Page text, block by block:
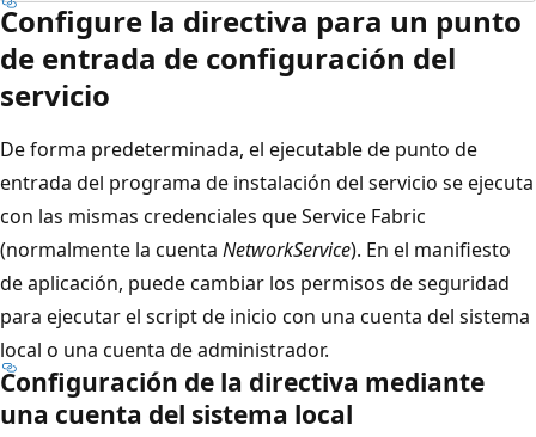
Configure la directiva para un punto
de entrada de configuración del
servicio
De forma predeterminada, el ejecutable de punto de
entrada del programa de instalación del servicio se ejecuta
con las mismas credenciales que Service Fabric
(normalmente la cuenta NetworkService). En el manifiesto
de aplicación, puede cambiar los permisos de seguridad
para ejecutar el script de inicio con una cuenta del sistema
local o una cuenta de administrador.
Configuración de la directiva mediante
una cuenta del sistema local